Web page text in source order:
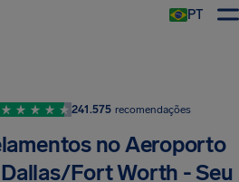
PT
241.575 recomendações
no Aeroporto
Fort Worth - Seu